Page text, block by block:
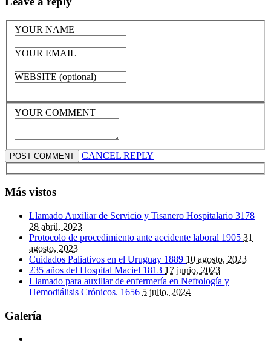
YOUR NAME
YOUR EMAIL
WEBSITE (optional)
YOUR COMMENT
CANCEL REPLY
Más vistos
Llamado Auxiliar de Servicio y Tisanero Hospitalario 3178
28 abril, 2023
Protocolo de procedimiento ante accidente laboral 1905 31
agosto, 2023
Cuidados Paliativos en el Uruguay 1889 10 agosto, 2023
235 años del Hospital Maciel 1813 17 junio, 2023
Llamado para auxiliar de enfermería en Nefrología y
Hemodiálisis Crónicos. 1656 5 julio, 2024
Galería